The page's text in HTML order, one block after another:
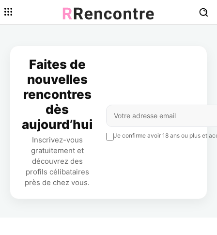
Faites de
nouvelles
rencontres
dès
aujourd’hui
Inscrivez-vous
gratuitement et
découvrez des
profils célibataires
près de chez vous.
Je confirme avoir 18 ans ou plus et